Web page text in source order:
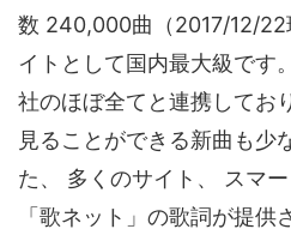
数 240,000曲（2017/12/22
イトとして国内最大級です
社のほぼ全てと連携してお
見ることができる新曲も少
た、 多くのサイト、 スマ
「歌ネット」の歌詞が提供